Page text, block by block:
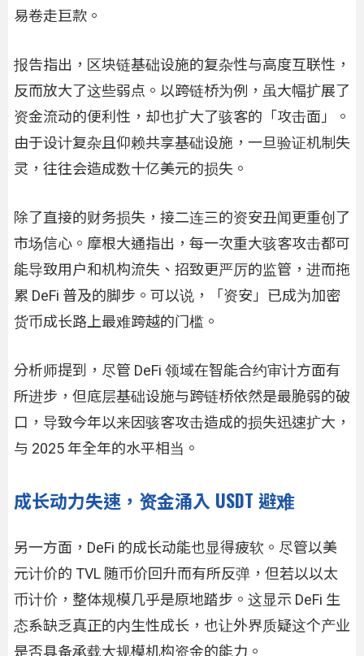
易卷走巨款。
报告指出，区块链基础设施的复杂性与高度互联性，
反而放大了这些弱点。以跨链桥为例，虽大幅扩展了
资金流动的便利性，却也扩大了骇客的「攻击面」。
由于设计复杂且仰赖共享基础设施，一旦验证机制失
灵，往往会造成数十亿美元的损失。
除了直接的财务损失，接二连三的资安丑闻更重创了
市场信心。摩根大通指出，每一次重大骇客攻击都可
能导致用户和机构流失、招致更严厉的监管，进而拖
累 DeFi 普及的脚步。可以说，「资安」已成为加密
货币成长路上最难跨越的门槛。
分析师提到，尽管 DeFi 领域在智能合约审计方面有
所进步，但底层基础设施与跨链桥依然是最脆弱的破
口，导致今年以来因骇客攻击造成的损失迅速扩大，
与 2025 年全年的水平相当。
成长动力失速，资金涌入 USDT 避难
另一方面，DeFi 的成长动能也显得疲软。尽管以美
元计价的 TVL 随币价回升而有所反弹，但若以以太
币计价，整体规模几乎是原地踏步。这显示 DeFi 生
态系缺乏真正的内生性成长，也让外界质疑这个产业
是否具备承载大规模机构资金的能力。